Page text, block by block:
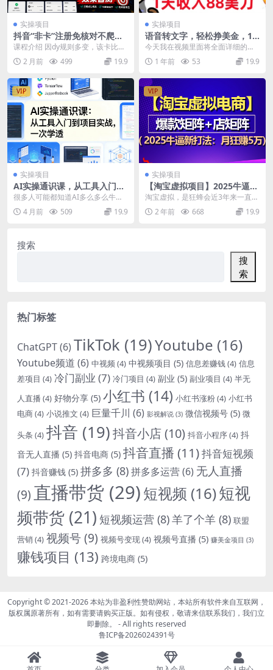
实操项目
抖音“非卡”注册免核对不爬虫
教程，外面卡商卖500的技
术，效果自测
课程介绍 因dy规则多变，该卡比较
挑设备，不干净的设备zc秒封，该
卡无需要H对直...
2 月前 499 19.9
实操项目
语音转文字，轻松挣美金，1
天收入88美刀，0门槛，每周
收米1次，小白专属
今天我在视频里面将全面详细的讲
述语音转文字，轻松挣美金的方
法，真正的自动收入项目...
1 年前 53 19.9
VIP
实操项目
AI实操通识课，从工具入门到
项目实战，一次学透
很多人可能都知道AI多么多么牛，
但是五花八门的各种工具乱花渐入
迷人眼。完全不知道...
4 月前 509 19.9
VIP
实操项目
【淘宝虚拟项目】2025牛逼新
打法：爆款矩阵+店矩阵，月
淘宝虚拟，是狂蜂会近3年来一直在
做的项目，从我近10年做项目经验
的角度来说，这个...
2 年前 668 19.9
搜索
搜
索
热门标签
ChatGPT(6) TikTok (19)Youtube (16)
Youtube频道 (6) 中视频(4) 中视频项目 (5) 信息差赚钱(4) 信息
差项目 (4) 冷门副业 (7) 冷门项目 (4) 副业 (5) 副业项目 (4) 半无
人直播 (4) 好物分享 (5) 小红书 (14) 小红书涨粉(4) 小红书
电商(4) 小说推文 (4) 巨量千川 (6) 影视解说 (3) 微信视频号 (5) 微
头条 (4) 抖音 (19)抖音小店(10) 抖音小程序(4) 抖
音无人直播 (5) 抖音电商 (5) 抖音直播 (11)抖音短视频
(7) 抖音赚钱 (5) 拼多多 (8)拼多多运营(6) 无人直播
(9) 直播带货 (29)短视频 (16)短视
频带货 (21) 短视频运营 (8)羊了个羊 (8) 联盟
营销 (4) 视频号(9) 视频号变现(4) 视频号直播 (5) 赚美金项目 (3)
赚钱项目 (13) 跨境电商 (5)
Copyright © 2021-2026本站为非盈利性赞助网站，本站所有软件来自互联网，
版权属原著所有，如有需要请购买正版。如有侵权，敬请来信联系我们，我们立
即删除。
- All rights reserved
鲁ICP备2026024391号